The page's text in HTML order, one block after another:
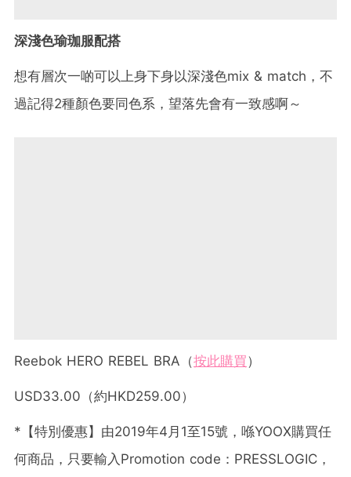
深淺色瑜珈服配搭
想有層次一啲可以上身下身以深淺色mix & match，不
過記得2種顏色要同色系，望落先會有一致感啊～
Reebok HERO REBEL BRA（按此購買）
USD33.00（約HKD259.00）
*【特別優惠】由2019年4月1至15號，喺YOOX購買任
何商品，只要輸入Promotion code：PRESSLOGIC，